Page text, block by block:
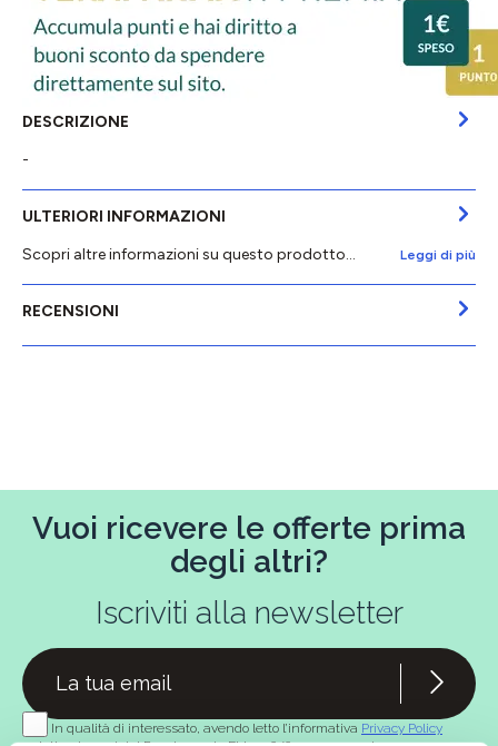
DESCRIZIONE
-
ULTERIORI INFORMAZIONI
Scopri altre informazioni su questo prodotto...
Leggi di più
RECENSIONI
Vuoi ricevere le offerte prima
degli altri?
Iscriviti alla newsletter
In qualità di interessato, avendo letto l’informativa Privacy Policy